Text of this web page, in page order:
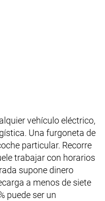
vehículo eléctrico,
Una furgoneta de
particular. Recorre
trabajar con horarios
supone dinero
a menos de siete
puede ser un